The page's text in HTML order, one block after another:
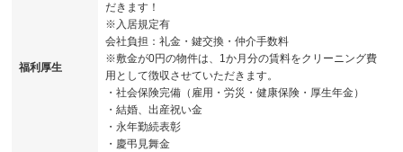
福利厚生
だきます！
※入居規定有
会社負担：礼金・鍵交換・仲介手数料
※敷金が0円の物件は、1か月分の賃料をクリーニング費
用として徴収させていただきます。
・社会保険完備（雇用・労災・健康保険・厚生年金）
・結婚、出産祝い金
・永年勤続表彰
・慶弔見舞金